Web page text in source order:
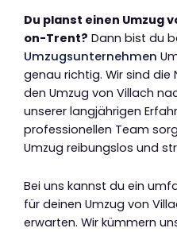
Du planst einen Umzug
on-Trent? Dann bist du
Umzugsunternehmen
genau richtig. Wir sind die
den Umzug von Villach
unserer langjährigen
professionellen Team
Umzug reibungslos und
Bei uns kannst du ein
für deinen Umzug von
erwarten. Wir kümmern